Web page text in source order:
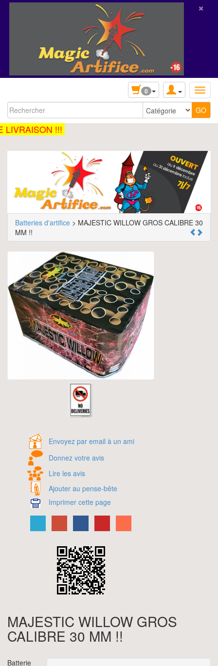
×
0
!!!
Batteries d'artifice > MAJESTIC WILLOW GROS CALIBRE 30
MM !!
Envoyez par email à un ami
Donnez votre avis
Lire les avis
Ajouter au pense-bête
Imprimer cette page
MAJESTIC WILLOW GROS
CALIBRE 30 MM !!
Batterie